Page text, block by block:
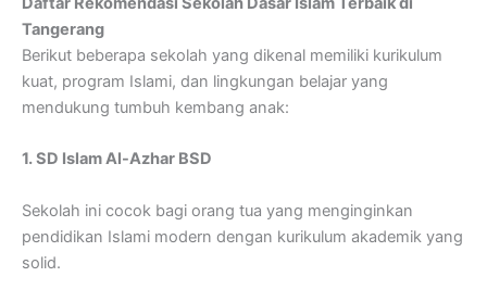
Tangerang
Berikut beberapa sekolah yang dikenal memiliki kurikulum
kuat, program Islami, dan lingkungan belajar yang
mendukung tumbuh kembang anak:
1. SD Islam Al-Azhar BSD
Sekolah ini cocok bagi orang tua yang menginginkan
pendidikan Islami modern dengan kurikulum akademik yang
solid.